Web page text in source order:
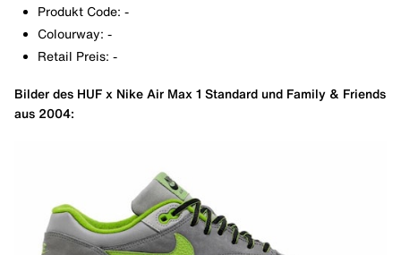
Produkt Code: -
Colourway: -
Retail Preis: -
Bilder des HUF x Nike Air Max 1 Standard und Family & Friends
aus 2004: